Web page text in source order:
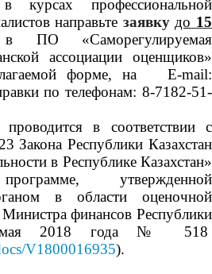
курсах профессиональной
направьте заявку до 15
ПО «Саморегулируемая
ассоциации оценщиков»
форме, на Е-mail:
по телефонам: 8-7182-51-
проводится в соответствии с
Закона Республики Казахстан
в Республике Казахстан»
утвержденной
в области оценочной
Министра финансов Республики
мая 2018 года № 518
V1800016935).